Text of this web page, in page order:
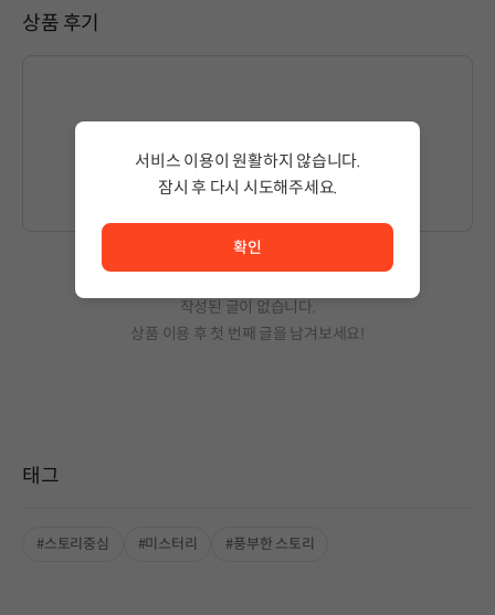
상품 후기
작성된 글이 없습니다.
상품 이용 후 첫 번째 글을 남겨보세요!
태그
#스토리중심 #미스터리 #풍부한 스토리
서비스 이용이 원활하지 않습니다.
잠시 후 다시 시도해주세요.
확인